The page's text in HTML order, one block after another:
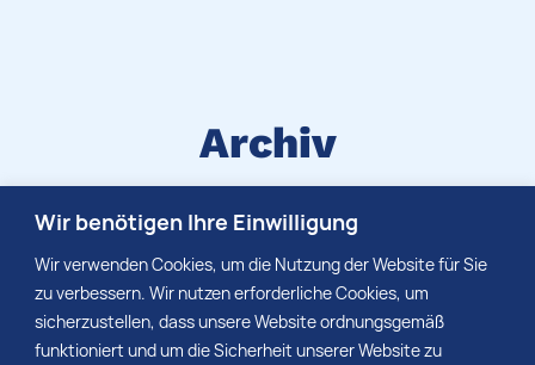
Wir benötigen Ihre Einwilligung
Wir verwenden Cookies, um die Nutzung der Website für Sie
zu verbessern. Wir nutzen erforderliche Cookies, um
sicherzustellen, dass unsere Website ordnungsgemäß
funktioniert und um die Sicherheit unserer Website zu
Archiv
Suchen Sie eine bestimmte
erschienen ist? Dann schauen Sie gern in
unserem Archiv nach.